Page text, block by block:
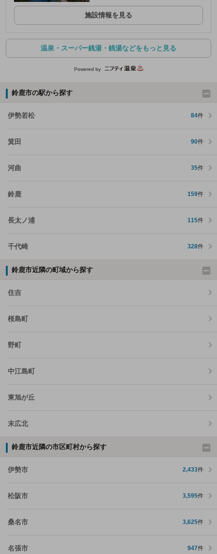
施設情報を見る
温泉・スーパー銭湯・銭湯などをもっと見る
Powered by
鈴鹿市の駅から探す
伊勢若松 84件
箕田 90件
河曲 35件
鈴鹿 159件
長太ノ浦 115件
千代崎 328件
鈴鹿市近隣の町域から探す
住吉
桜島町
野町
中江島町
東旭が丘
末広北
鈴鹿市近隣の市区町村から探す
伊勢市 2,433件
松阪市 3,595件
桑名市 3,625件
名張市 947件